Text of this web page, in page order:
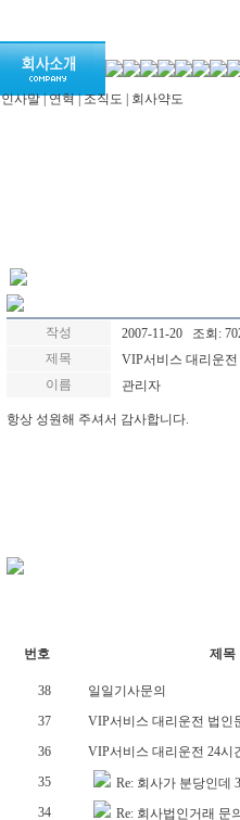
인사말|연혁|조직도 회사약도
작성
2007-11-20 조회:
제목
VIP서비스 대리운
이름
관리자
항상 성원해 주셔서 감사합니다.
번호 제목
38
일일기사문의
37
VIP서비스 대리운전 법인
36
VIP서비스 대리운전 24시
35
Re: 회사가 분당인데
34
Re: 회사법인거래 문